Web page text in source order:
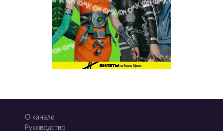
О канале
Руководство